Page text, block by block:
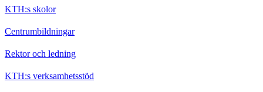
KTH:s skolor
Centrumbildningar
Rektor och ledning
KTH:s verksamhetsstöd